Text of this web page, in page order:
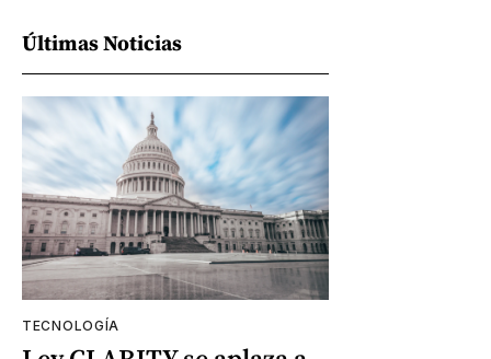
Últimas Noticias
TECNOLOGÍA